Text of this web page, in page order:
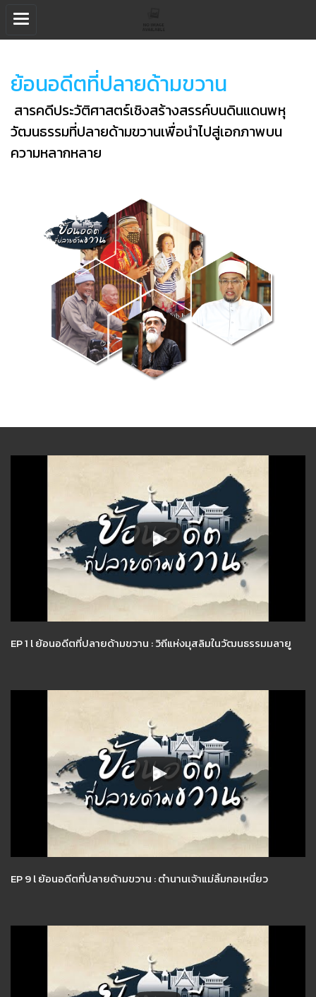
ย้อนอดีตที่ปลายด้ามขวาน
สารคดีประวัติศาสตร์เชิงสร้างสรรค์บนดินแดนพหุ
วัฒนธรรมที่ปลายด้ามขวานเพื่อนำไปสู่เอกภาพบน
ความหลากหลาย
EP 1 l ย้อนอดีตที่ปลายด้ามขวาน : วิถีแห่งมุสลิมในวัฒนธรรมมลายู
EP 9 l ย้อนอดีตที่ปลายด้ามขวาน : ตำนานเจ้าแม่ลิ้มกอเหนี่ยว